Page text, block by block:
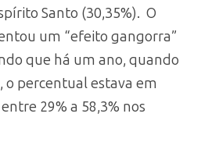
Santo (30,35%). O
um “efeito gangorra”
que há um ano, quando
o percentual estava em
29% a 58,3% nos